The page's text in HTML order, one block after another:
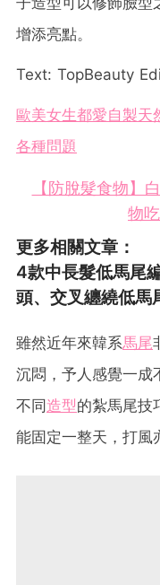
增添亮點。
Text: TopBeauty
歐美女生都愛自製天
各種問題
【防脫髮食物】
物
更多相關文章：
4款中長髮低馬尾
頭、交叉纏繞低馬
雖然近年來韓系馬尾
沉悶，予人感覺一成
不同造型的紮馬尾技
能固定一整天，打風